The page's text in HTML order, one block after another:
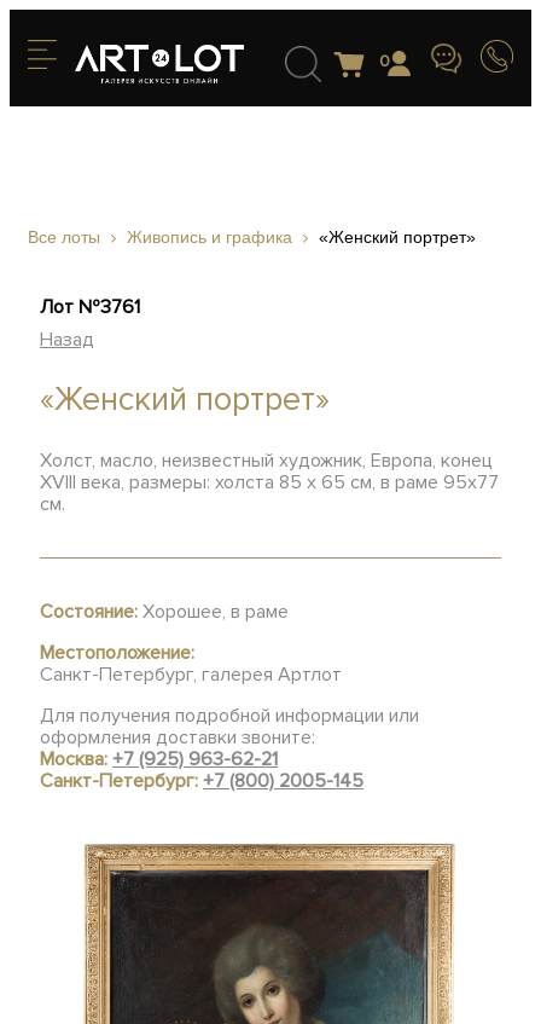
0
Все лоты Живопись и графика «Женский портрет»
Лот №3761
Назад
«Женский портрет»
Холст, масло, неизвестный художник, Европа, конец
XVIII века, размеры: холста 85 х 65 см, в раме 95х77
см.
Состояние: Хорошее, в раме
Местоположение:
Санкт-Петербург, галерея Артлот
Для получения подробной информации или
оформления доставки звоните:
Москва:+7 (925) 963-62-21
Санкт-Петербург:+7 (800) 2005-145